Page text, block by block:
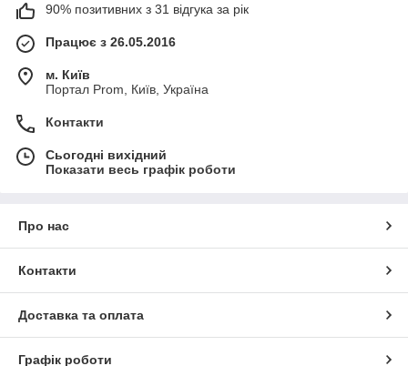
90% позитивних з 31 відгука за рік
Працює з 26.05.2016
м. Київ
Портал Prom, Київ, Україна
Контакти
Сьогодні вихідний
Показати весь графік роботи
Про нас
Контакти
Доставка та оплата
Графік роботи